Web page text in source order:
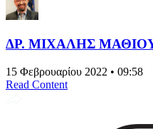
ΔΡ. ΜΙΧΑΛΗΣ
15 Φεβρουαρίου 2022 • 09:58
Read Content